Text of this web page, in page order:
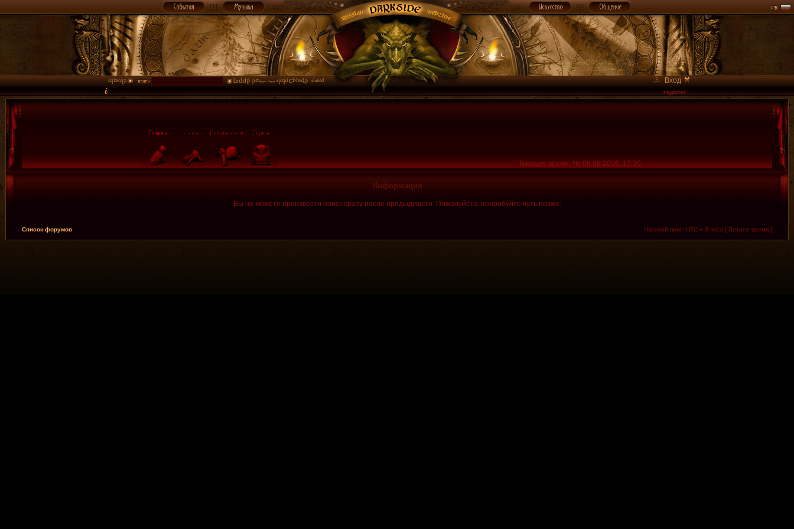
Вход
Текущее время: Чт 06.08.2026, 17:30
Информация
Вы не можете произвести поиск сразу после предыдущего. Пожалуйста, попробуйте чуть позже.
Список форумов Часовой пояс: UTC + 3 часа [ Летнее время ]